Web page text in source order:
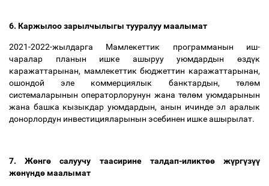
6. Каржылоо зарылчылыгы тууралуу маалымат
2021-2022-жылдарга Мамлекеттик программанын иш-
чаралар планын ишке ашыруу уюмдардын өздүк
каражаттарынан, мамлекеттик бюджеттин каражаттарынан,
ошондой эле коммерциялык банктардын, төлөм
системаларынын операторлорунун жана төлөм уюмдарынын
жана башка кызыкдар уюмдардын, анын ичинде эл аралык
донорлордун инвестицияларынын эсебинен ишке ашырылат.
7. Жөнгө салуучу таасирине талдап-иликтөөжүргүзүү
жөнүндөмаалымат